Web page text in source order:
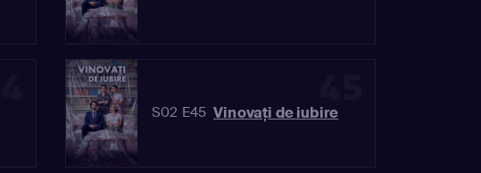
S02 E45 Vinovaţi de iubire